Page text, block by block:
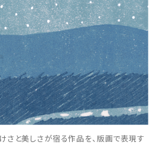
さと美しさが宿る作品を、版画で表現す